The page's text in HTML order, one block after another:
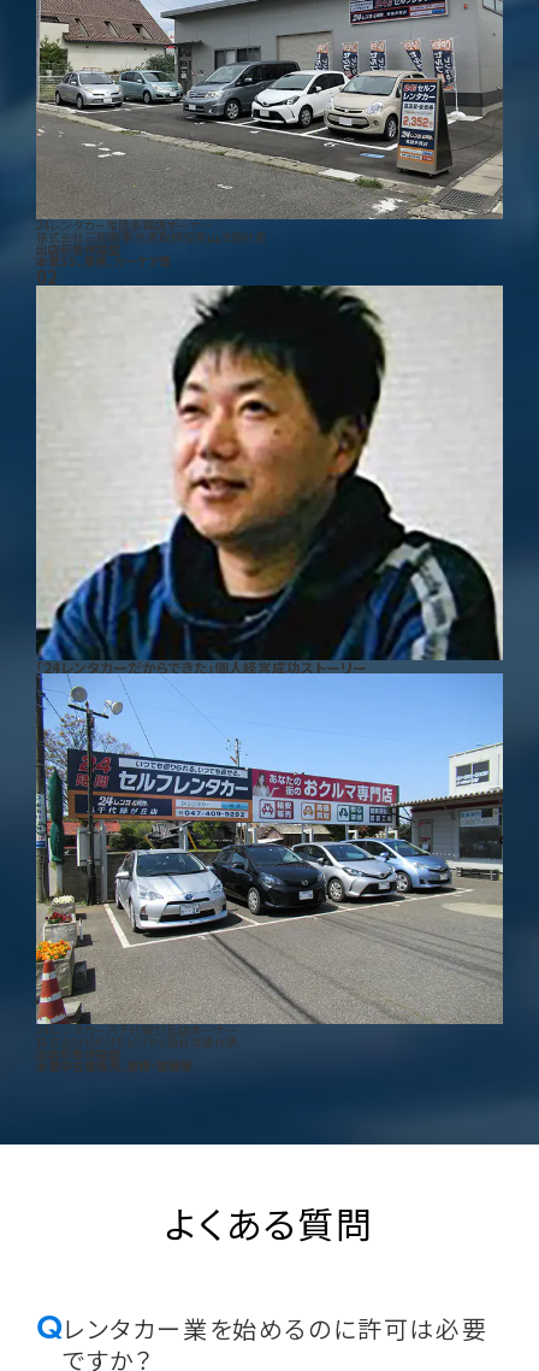
24レンタカー常陸多賀店オーナー
株式会社三和商事 代表取締役長山洋樹社長
出店形態併設型
本業SS、車検、カーケア等
02
「24レンタカーだからできた」個人経営成功ストーリー
24レンタカー八千代緑が丘店オーナー
株式会社KIKUIモビリティ菊井洋章代表
出店形態併設型
本業 中古車販売、車検・整備等
よくある質問
Qレンタカー業を始めるのに許可は必要
ですか？